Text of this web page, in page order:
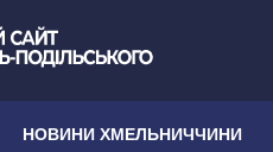
НОВИНИ ХМЕЛЬНИЧЧИНИ